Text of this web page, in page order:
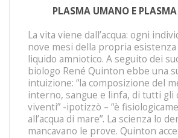
PLASMA UMANO E
La vita viene dall’acqua: ogni
nove mesi della propria
liquido amniotico. A seguito dei
biologo René Quinton ebbe una
intuizione: “la composizione del
interno, sangue e linfa, di tutti gli
viventi” -ipotizzò – “è
all’acqua di mare”. La scienza lo
mancavano le prove. Quinton